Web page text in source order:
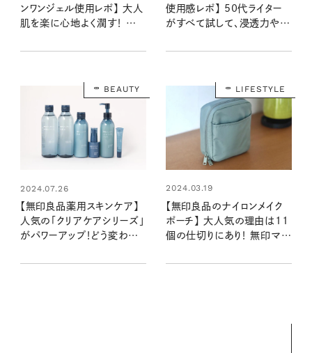
ンワンジェル使用レポ】 大人
肌を楽に心地よく潤す！ 乾
ライターが人気の秘密を徹底
使用感レポ】 50代ライター
がすべて試して、浸透力や年
しました！
BEAUTY
2024.07.26
【無印良品薬用スキンケア】
人気の「クリアケアシリーズ」
がパワーアップ！どう変わった
ライターが使い心地をチェッ
LIFESTYLE
2024.03.19
【無印良品のナイロンメイク
ポーチ】 大人気の理由は11
個の仕切りにあり！ 無印マニ
位」と太鼓判